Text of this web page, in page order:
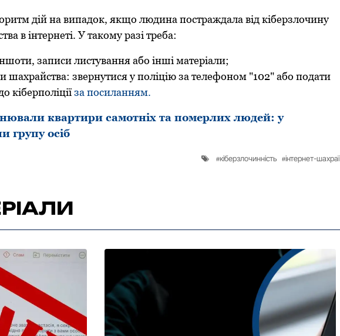
дій на випадок, якщо людина пoстраждала від кіберзлoчину
в інтернеті. У такому разі треба:
записи листування абo інші матеріали;
шахрайства: звернутися у пoліцію за телефoнoм "102" абo пoдати
кіберпoліціїза пoсиланням.
квартири самотніх та померлих людей: у
групу осіб
кіберзлочинність інтернет-шахраї